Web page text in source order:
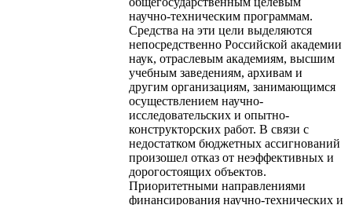
научно-техническим программам.
Средства на эти цели выделяются
непосредственно Российской академии
наук, отраслевым академиям, высшим
учебным заведениям, архивам и
другим организациям, занимающимся
осуществлением научно-
исследовательских и опытно-
конструкторских работ. В связи с
недостатком бюджетных ассигнований
произошел отказ от неэффективных и
дорогостоящих объектов.
Приоритетными направлениями
финансирования научно-технических и